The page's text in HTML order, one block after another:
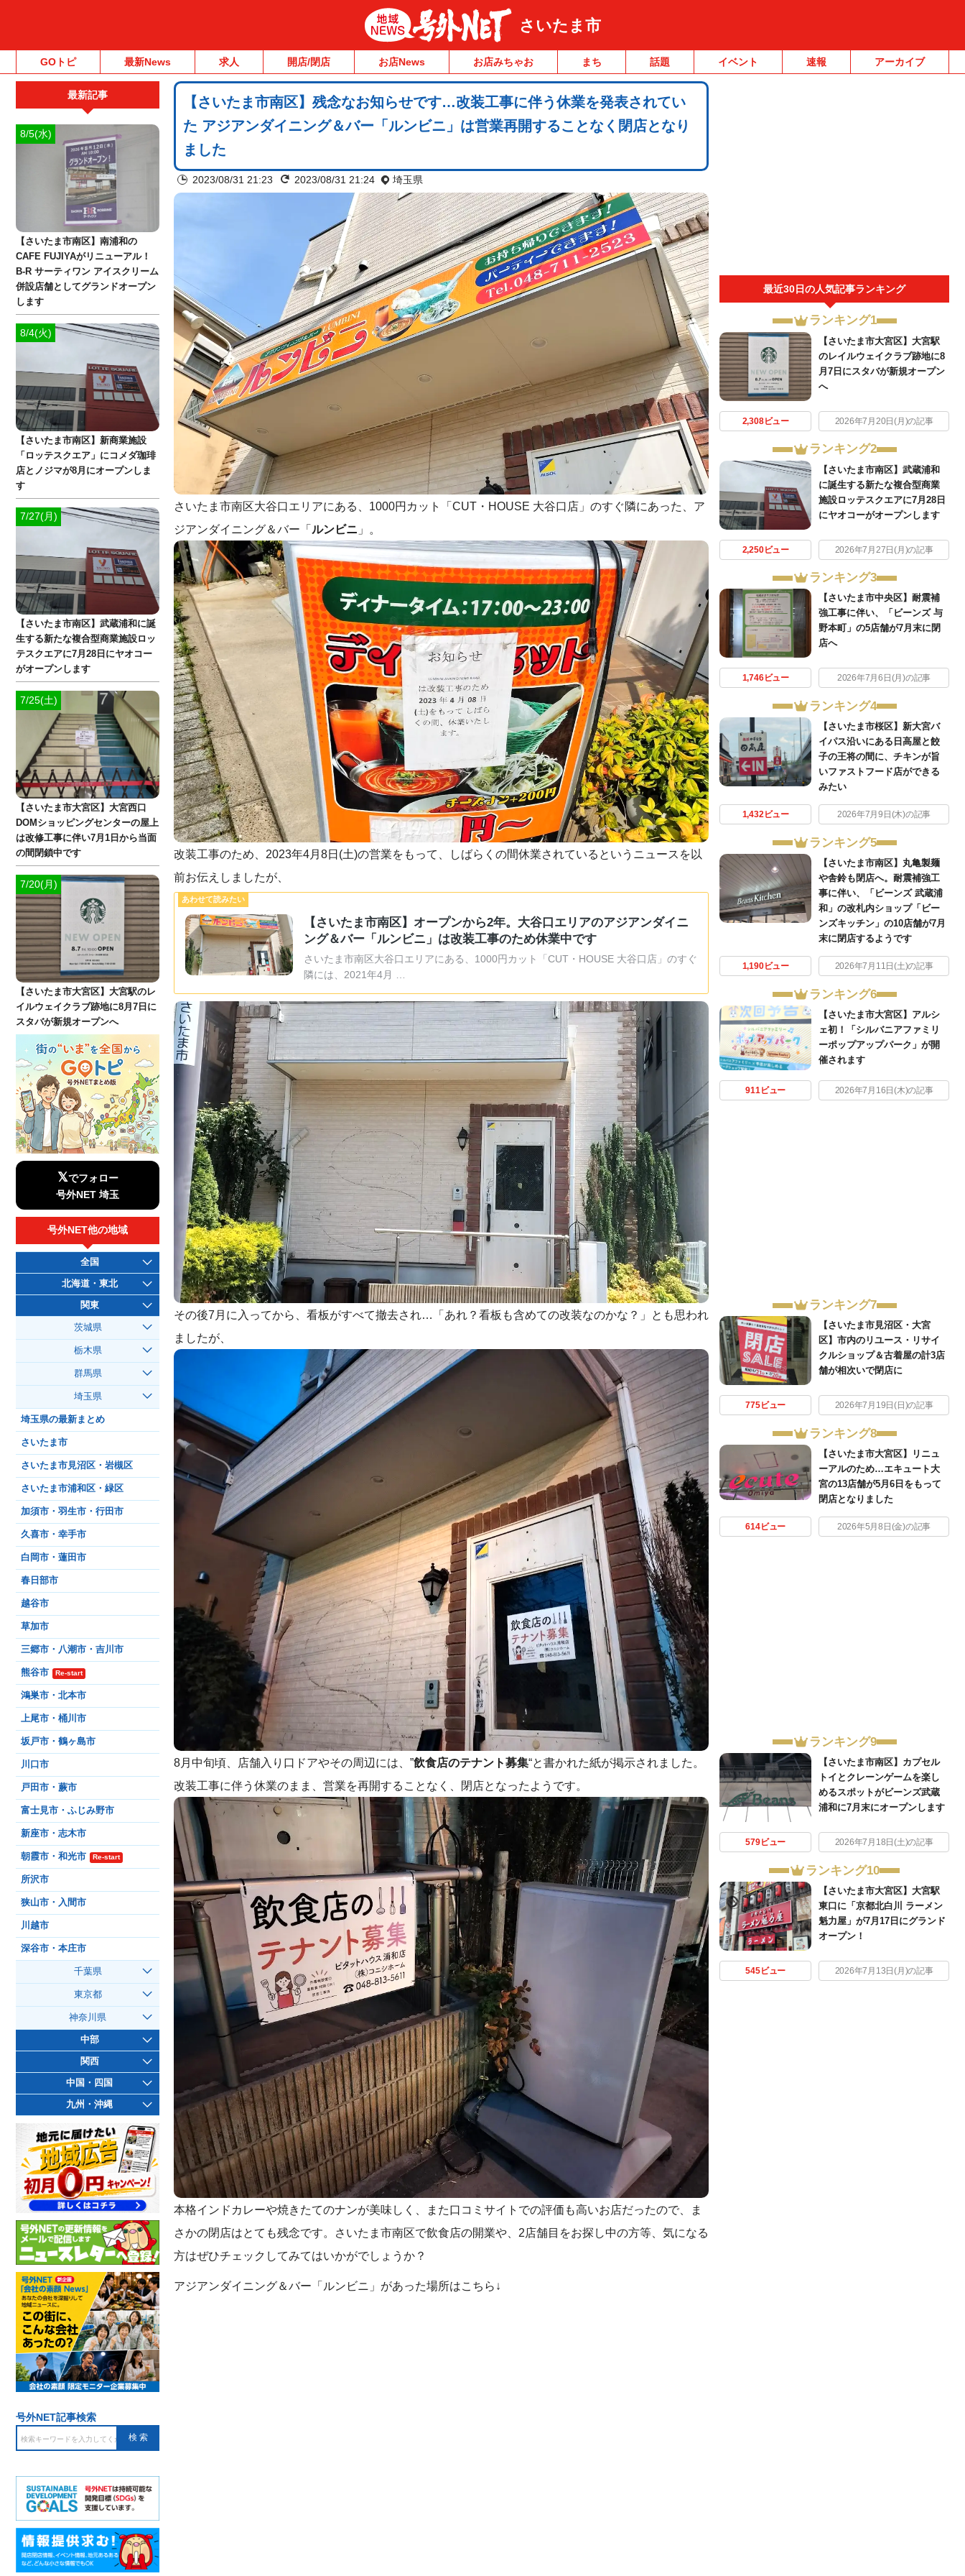
さいたま市
GOトピ 最新News 求人 開店/閉店 お店News お店みちゃお まち 話題 イベント 速報 アーカイブ
【さいたま市南区】残念なお知らせです…改装工事に伴う休業を発表されてい
た アジアンダイニング＆バー「ルンビニ」は営業再開することなく閉店となり
ました
2023/08/31 21:23 2023/08/31 21:24 埼玉県
さいたま市南区大谷口エリアにある、1000円カット「CUT・HOUSE 大谷口店」のすぐ隣にあった、ア
ジアンダイニング＆バー「ルンビニ 」。
改装工事のため、2023年4月8日(土)の営業をもって、しばらくの間休業されているというニュースを以
前お伝えしましたが、
【さいたま市南区】オープンから2年。大谷口エリアのアジアンダイニ
ング＆バー「ルンビニ」は改装工事のため休業中です
さいたま市南区大谷口エリアにある、1000円カット「CUT・HOUSE 大谷口店」のすぐ
隣には、2021年4月 …
その後7月に入ってから、看板がすべて撤去され…「あれ？看板も含めての改装なのかな？」とも思われ
ましたが、
8月中旬頃、店舗入り口ドアやその周辺には、”飲食店のテナント募集“と書かれた紙が掲示されました。
改装工事に伴う休業のまま、営業を再開することなく、閉店となったようです。
本格インドカレーや焼きたてのナンが美味しく、また口コミサイトでの評価も高いお店だったので、ま
さかの閉店はとても残念です。さいたま市南区で飲食店の開業や、2店舗目をお探し中の方等、気になる
方はぜひチェックしてみてはいかがでしょうか？
アジアンダイニング＆バー「ルンビニ」があった場所はこちら↓
最近30日の人気記事ランキング
ランキング1
【さいたま市大宮区】大宮駅
のレイルウェイクラブ跡地に8
月7日にスタバが新規オープン
へ
2,308ビュー 2026年7月20日(月)の記事
ランキング2
【さいたま市南区】武蔵浦和
に誕生する新たな複合型商業
施設ロッテスクエアに7月28日
にヤオコーがオープンします
2,250ビュー 2026年7月27日(月)の記事
ランキング3
【さいたま市中央区】耐震補
強工事に伴い、「ビーンズ 与
野本町」の5店舗が7月末に閉
店へ
1,746ビュー 2026年7月6日(月)の記事
ランキング4
【さいたま市桜区】新大宮バ
イパス沿いにある日高屋と餃
子の王将の間に、チキンが旨
いファストフード店ができる
みたい
1,432ビュー 2026年7月9日(木)の記事
ランキング5
【さいたま市南区】丸亀製麺
や舎鈴も閉店へ。耐震補強工
事に伴い、「ビーンズ 武蔵浦
和」の改札内ショップ「ビー
ンズキッチン」の10店舗が7月
末に閉店するようです
1,190ビュー 2026年7月11日(土)の記事
ランキング6
【さいたま市大宮区】アルシ
ェ初！「シルバニアファミリ
ーポップアップパーク」が開
催されます
911ビュー 2026年7月16日(木)の記事
ランキング7
【さいたま市見沼区・大宮
区】市内のリユース・リサイ
クルショップ＆古着屋の計3店
舗が相次いで閉店に
775ビュー 2026年7月19日(日)の記事
ランキング8
【さいたま市大宮区】リニュ
ーアルのため…エキュート大
宮の13店舗が5月6日をもって
閉店となりました
614ビュー 2026年5月8日(金)の記事
ランキング9
【さいたま市南区】カプセル
トイとクレーンゲームを楽し
めるスポットがビーンズ武蔵
浦和に7月末にオープンします
579ビュー 2026年7月18日(土)の記事
ランキング10
【さいたま市大宮区】大宮駅
東口に「京都北白川 ラーメン
魁力屋」が7月17日にグランド
オープン！
545ビュー 2026年7月13日(月)の記事
最新記事
8/5(水)
【さいたま市南区】南浦和の
CAFE FUJIYAがリニューアル！
B-R サーティワン アイスクリーム
併設店舗としてグランドオープン
します
8/4(火)
【さいたま市南区】新商業施設
「ロッテスクエア」にコメダ珈琲
店とノジマが8月にオープンしま
す
7/27(月)
【さいたま市南区】武蔵浦和に誕
生する新たな複合型商業施設ロッ
テスクエアに7月28日にヤオコー
がオープンします
7/25(土)
【さいたま市大宮区】大宮西口
DOMショッピングセンターの屋上
は改修工事に伴い7月1日から当面
の間閉鎖中です
7/20(月)
【さいたま市大宮区】大宮駅のレ
イルウェイクラブ跡地に8月7日に
スタバが新規オープンへ
𝕏でフォロー
号外NET 埼玉
号外NET他の地域
全国
北海道・東北
関東
茨城県
栃木県
群馬県
埼玉県
埼玉県の最新まとめ
さいたま市
さいたま市見沼区・岩槻区
さいたま市浦和区・緑区
加須市・羽生市・行田市
久喜市・幸手市
白岡市・蓮田市
春日部市
越谷市
草加市
三郷市・八潮市・吉川市
熊谷市 Re-start
鴻巣市・北本市
上尾市・桶川市
坂戸市・鶴ヶ島市
川口市
戸田市・蕨市
富士見市・ふじみ野市
新座市・志木市
朝霞市・和光市 Re-start
所沢市
狭山市・入間市
川越市
深谷市・本庄市
千葉県
東京都
神奈川県
中部
関西
中国・四国
九州・沖縄
号外NET記事検索